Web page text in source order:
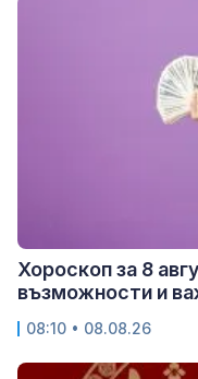
Хороскоп за 8
възможности и
08:10 • 08.08.26